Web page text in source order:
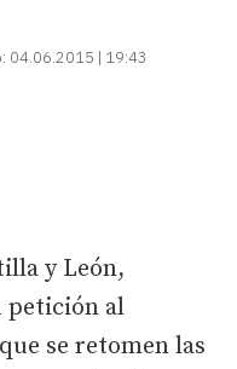
04.06.2015 | 19:43
y León,
petición al
se retomen las